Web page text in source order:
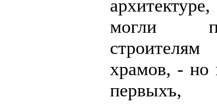
могли
храмов, - но